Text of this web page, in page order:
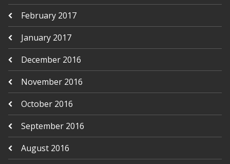
February 2017
January 2017
December 2016
November 2016
October 2016
September 2016
August 2016